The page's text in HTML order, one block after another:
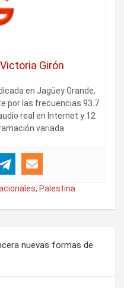
Girón
en Jagüey Grande,
por las frecuencias 93.7
real en Internet y 12
variada
, Palestina
nuevas formas de